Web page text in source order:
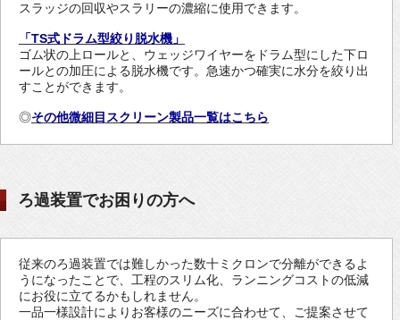
スラッジの回収やスラリーの濃縮に使用できます。
「TS式ドラム型絞り脱水機」
ゴム状の上ロールと、ウェッジワイヤーをドラム型にした下ロ
ールとの加圧による脱水機です。急速かつ確実に水分を絞り出
すことができます。
◎その他微細目スクリーン製品一覧はこちら
ろ過装置でお困りの方へ
従来のろ過装置では難しかった数十ミクロンで分離ができるよ
うになったことで、工程のスリム化、ランニングコストの低減
にお役に立てるかもしれません。
一品一様設計によりお客様のニーズに合わせて、ご提案させて